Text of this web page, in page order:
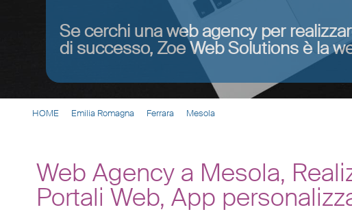
Se cerchi una web agency per
di successo, Zoe Web Solutions è la
HOME Emilia Romagna Ferrara Mesola
Web Agency a Mesola,
Portali Web, App